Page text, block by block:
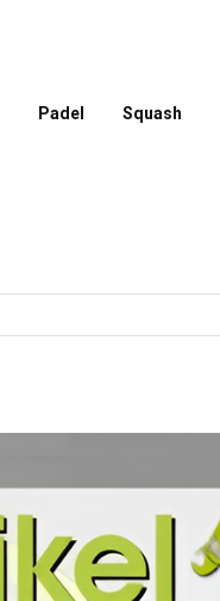
Padel Squash